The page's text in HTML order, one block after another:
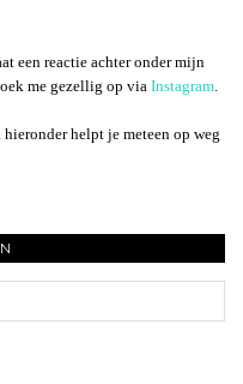
een reactie achter onder mijn
me gezellig op via Instagram
helpt je meteen op weg